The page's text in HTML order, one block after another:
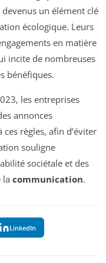
un élément clé
écologique. Leurs
en matière
incite de nombreuses
bénéfiques.
les entreprises
annonces
règles, afin d’éviter
souligne
sociétale et des
la communication.
LinkedIn